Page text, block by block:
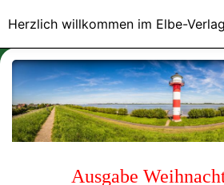
Ausgabe
Herzlich willkommen im Elbe-Verlag